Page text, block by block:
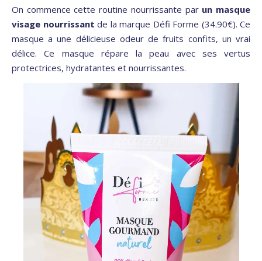
On commence cette routine nourrissante par un masque
visage nourrissant de la marque Défi Forme (34.90€). Ce
masque a une délicieuse odeur de fruits confits, un vrai
délice. Ce masque répare la peau avec ses vertus
protectrices, hydratantes et nourrissantes.